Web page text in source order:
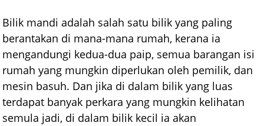
Bilik mandi adalah salah satu bilik yang paling
berantakan di mana-mana rumah, kerana ia
mengandungi kedua-dua paip, semua barangan isi
rumah yang mungkin diperlukan oleh pemilik, dan
mesin basuh. Dan jika di dalam bilik yang luas
terdapat banyak perkara yang mungkin kelihatan
semula jadi, di dalam bilik kecil ia akan